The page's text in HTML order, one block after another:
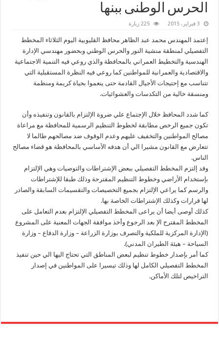
الحرس الوطنى ببنها
3 فبراير، 2015 225 زيارة
إعتمد المهندس محمد عبد الظاهر محافظ القليوبية اليوم الثلاثاء المخطط
التفصيلي لمنطقة منشية النور والحرس الوطني وبحضور مهندسي الإدارة
الهندسية والتخطيط العمراني بالمحافظة والذي روعي فيه التنمية الاجتماعية
والاقتصادية والعمرانية للمواطنين كما روعي فيه النظرة المستقبلية التي
تتناسب مع إحتيجات الأجيال القادمة حتى ينعموا بحياة كريمة ومنظمة
ومنسقة خالية من التكدسات والعشوائيات.
كما شدد المحافظ خلال الإجتماع علي ضروة الإلتزام بالقانون وتنفيذه وأن
تكون جميع الرخص مطابقة لخطوط التنظيم الرسمية للمحافظة مع مراعاة
مصالح المواطنين والتخفيف عليهم وعدم الوقوف ضد مصالحهم طالما لا
تتعارض مع القانون مشيرا الي أن هدفه الأساسي بالمحافظة هو قضاء مصالح
الناس.
وقد إلتزم المخطط التفصيلي ببعض الإشتراطات والتوصيات وهي الإلتزام
بإستخدام الأراضي وخطوط التنظيم المقترحة وذلك طبقا للإشتراطات
والرسم كما يراعي الإلتزام بجميع التخصيصات والتقسيمات السابقة والصادر
لها قرارات وكذلك الإشتراطات الخاصة بها.
كذلك أوصى أيضا أن يراعى المخطط التفصيلي الإلتزام بعدم التعامل على
المخطط المقترح الإ بعد الرجوع وأخذ موافقة الجهات المعنية على المشروع
(الإدارة المركزية للملكية والتصرف بوزارة الزراعة – وزارة الدفاع – وزارة
السياحة – هيئة الطيران المدني).
كما أمر بإصدار خطوط تنظيم لبعض المناطق التي تحتاج اليها الي حين تنفيذ
المخطط التفصيلي الكامل لها وذلك تيسيرا على المواطنين في إصدار
التراخيص لتلك الأماكن.